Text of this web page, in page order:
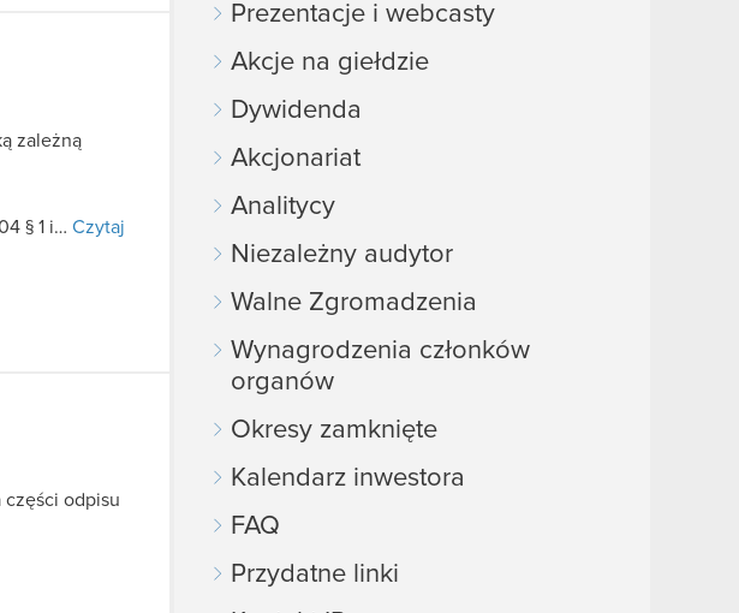
zależną
§ 1 i… Czytaj
części odpisu
Prezentacje i webcasty
Akcje na giełdzie
Dywidenda
Akcjonariat
Analitycy
Niezależny audytor
Walne Zgromadzenia
Wynagrodzenia członków
organów
Okresy zamknięte
Kalendarz inwestora
FAQ
Przydatne linki